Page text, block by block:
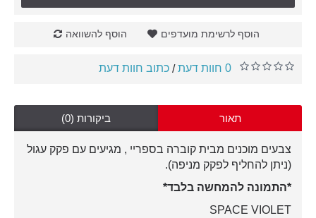
הוסף לרשימת מועדפים הוסף להשוואה
0 חוות דעת / כתוב חוות דעת
תאור ביקורות (0)
צבעים מוכנים מבית קוברה בספריי , מגיעים עם פקק עגול
(ניתן להחליף לפקק מניפה).
*התמונה להמחשה בלבד*
SPACE VIOLET